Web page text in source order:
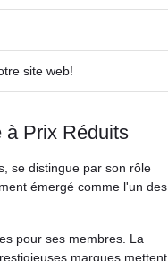
site web!
à Prix Réduits
se distingue par son rôle
émergé comme l'un des
pour ses membres. La
marques mettent